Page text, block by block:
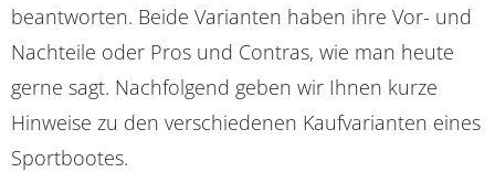
beantworten. Beide Varianten haben ihre Vor- und
Nachteile oder Pros und Contras, wie man heute
gerne sagt. Nachfolgend geben wir Ihnen kurze
Hinweise zu den verschiedenen Kaufvarianten eines
Sportbootes.